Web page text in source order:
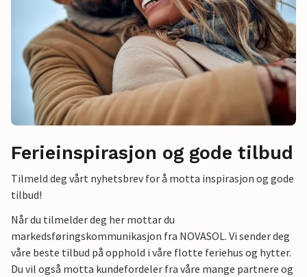
Ferieinspirasjon og gode tilbud
Tilmeld deg vårt nyhetsbrev for å motta inspirasjon og gode
tilbud!
Når du tilmelder deg her mottar du
markedsføringskommunikasjon fra NOVASOL. Vi sender deg
våre beste tilbud på opphold i våre flotte feriehus og hytter.
Du vil også motta kundefordeler fra våre mange partnere og